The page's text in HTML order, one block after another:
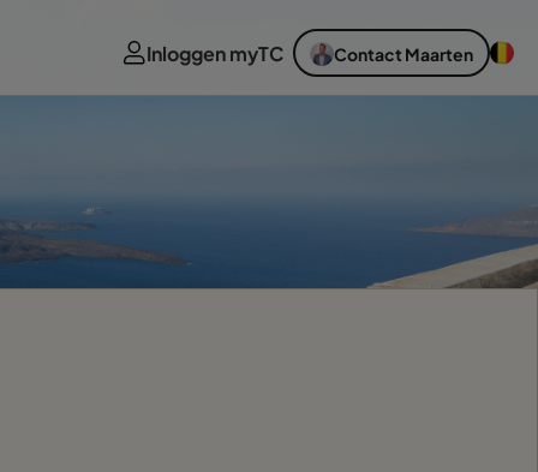
Inloggen myTC Contact Maarten